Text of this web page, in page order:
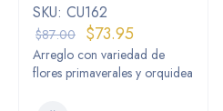
SKU: CU162
$87.00 $73.95
Arreglo con variedad de
flores primaverales y orquidea